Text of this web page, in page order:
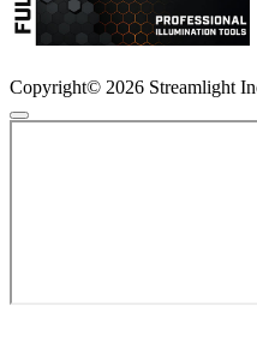
Copyright© 2026 Streamlight